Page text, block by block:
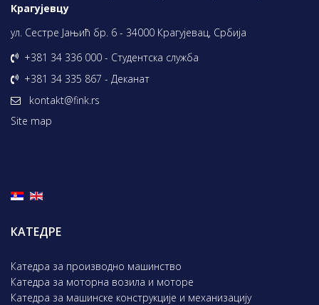
Крагујевцу
ул. Сестре Јањић бр. 6 - 34000 Крагујевац, Србија
+381 34 336 000 - Студентска служба
+381 34 335 867 - Деканат
kontakt@fink.rs
Site map
КАТЕДРЕ
Катедра за производно машинство
Катедра за моторна возила и моторе
Катедра за машинске конструкције и механизацију